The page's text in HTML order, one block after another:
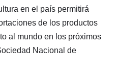
en el país permitirá
de los productos
al mundo en los próximos
Nacional de